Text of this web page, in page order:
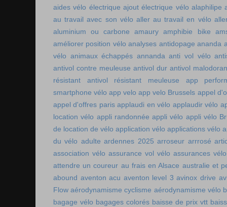
aides vélo électrique ajout électrique vélo alaphilipe
au travail avec son vélo aller au travail en vélo
aluminium ou carbone
amaury amphibie bike
améliorer position vélo analyses antidopage ananda
vélo animaux échappés annanda anti vol vélo
antivol contre meuleuse antivol dur antivol
résistant
antivol résistant meuleuse
app
smartphone vélo app velo app velo Brussels appel
appel d'offres paris applaudi en vélo applaudir vélo
location vélo appli randonnée appli vélo appli vélo
de location de vélo application vélo applications vélo
du vélo adulte ardennes 2025 arroseur arrrosé
association vélo assurance vol vélo assurances vélo
attendre un coureur au frais en Alsace australie et
abound aventon acu aventon level 3 avinox drive
Flow aérodynamisme cyclisme aérodynamisme vélo
bagage vélo bagages colorés baisse de prix vtt